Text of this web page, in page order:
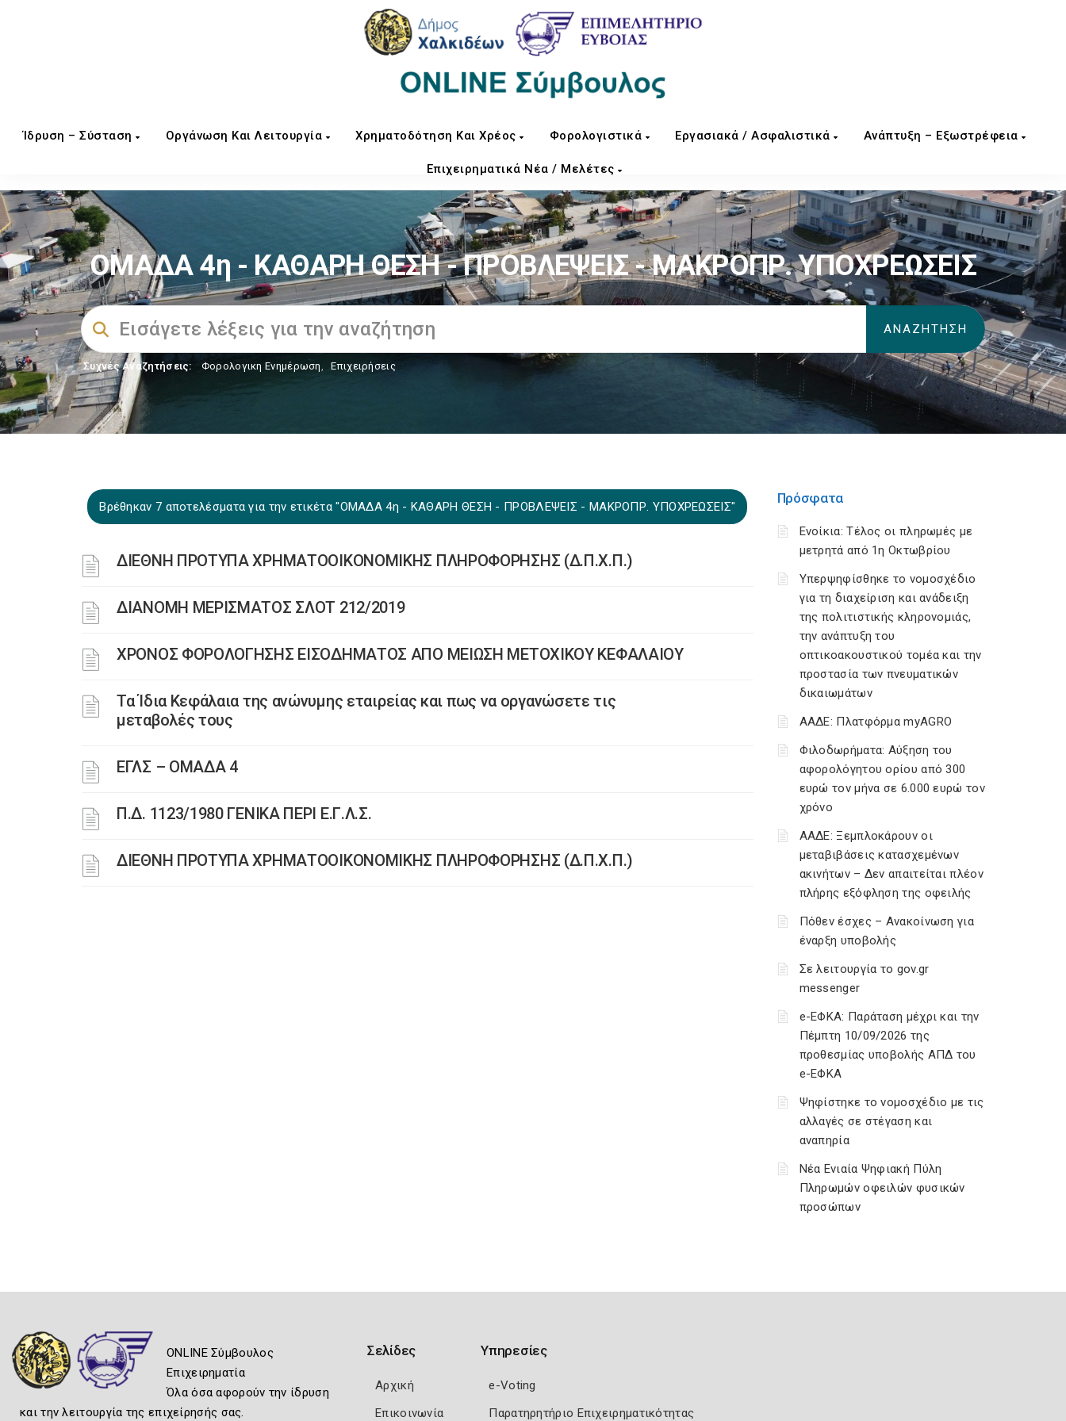
Ίδρυση – Σύσταση Οργάνωση Και Λειτουργία Χρηματοδότηση Και Χρέος Φορολογιστικά Εργασιακά / Ασφαλιστικά Ανάπτυξη – Εξωστρέφεια
Επιχειρηματικά Νέα / Μελέτες
ΟΜΑΔΑ 4η - ΚΑΘΑΡΗ ΘΕΣΗ - ΠΡΟΒΛΕΨΕΙΣ - ΜΑΚΡΟΠΡ. ΥΠΟΧΡΕΩΣΕΙΣ
Συχνές Αναζητήσεις: Φορολογικη Ενημέρωση, Επιχειρήσεις
Βρέθηκαν 7 αποτελέσματα για την ετικέτα "ΟΜΑΔΑ 4η - ΚΑΘΑΡΗ ΘΕΣΗ - ΠΡΟΒΛΕΨΕΙΣ - ΜΑΚΡΟΠΡ. ΥΠΟΧΡΕΩΣΕΙΣ"
ΔΙΕΘΝΗ ΠΡΟΤΥΠΑ ΧΡΗΜΑΤΟΟΙΚΟΝΟΜΙΚΗΣ ΠΛΗΡΟΦΟΡΗΣΗΣ (Δ.Π.Χ.Π.)
ΔΙΑΝΟΜΗ ΜΕΡΙΣΜΑΤΟΣ ΣΛΟΤ 212/2019
ΧΡΟΝΟΣ ΦΟΡΟΛΟΓΗΣΗΣ ΕΙΣΟΔΗΜΑΤΟΣ ΑΠΟ ΜΕΙΩΣΗ ΜΕΤΟΧΙΚΟΥ ΚΕΦΑΛΑΙΟΥ
Τα Ίδια Κεφάλαια της ανώνυμης εταιρείας και πως να οργανώσετε τις
μεταβολές τους
ΕΓΛΣ – ΟΜΑΔΑ 4
Π.Δ. 1123/1980 ΓΕΝΙΚΑ ΠΕΡΙ Ε.Γ.Λ.Σ.
ΔΙΕΘΝΗ ΠΡΟΤΥΠΑ ΧΡΗΜΑΤΟΟΙΚΟΝΟΜΙΚΗΣ ΠΛΗΡΟΦΟΡΗΣΗΣ (Δ.Π.Χ.Π.)
Πρόσφατα
Ενοίκια: Τέλος οι πληρωμές με
μετρητά από 1η Οκτωβρίου
Υπερψηφίσθηκε το νομοσχέδιο
για τη διαχείριση και ανάδειξη
της πολιτιστικής κληρονομιάς,
την ανάπτυξη του
οπτικοακουστικού τομέα και την
προστασία των πνευματικών
δικαιωμάτων
ΑΑΔΕ: Πλατφόρμα myAGRO
Φιλοδωρήματα: Αύξηση του
αφορολόγητου ορίου από 300
ευρώ τον μήνα σε 6.000 ευρώ τον
χρόνο
ΑΑΔΕ: Ξεμπλοκάρουν οι
μεταβιβάσεις κατασχεμένων
ακινήτων – Δεν απαιτείται πλέον
πλήρης εξόφληση της οφειλής
Πόθεν έσχες – Ανακοίνωση για
έναρξη υποβολής
Σε λειτουργία το gov.gr
messenger
e-ΕΦΚΑ: Παράταση μέχρι και την
Πέμπτη 10/09/2026 της
προθεσμίας υποβολής ΑΠΔ του
e-ΕΦΚΑ
Ψηφίστηκε το νομοσχέδιο με τις
αλλαγές σε στέγαση και
αναπηρία
Νέα Ενιαία Ψηφιακή Πύλη
Πληρωμών οφειλών φυσικών
προσώπων
ONLINE Σύμβουλος
Επιχειρηματία
Όλα όσα αφορούν την ίδρυση
και την λειτουργία της επιχείρησής σας.
Σελίδες
Αρχική
Επικοινωνία
Υπηρεσίες
e-Voting
Παρατηρητήριο Επιχειρηματικότητας